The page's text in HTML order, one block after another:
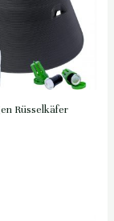
Rüsselkäfer